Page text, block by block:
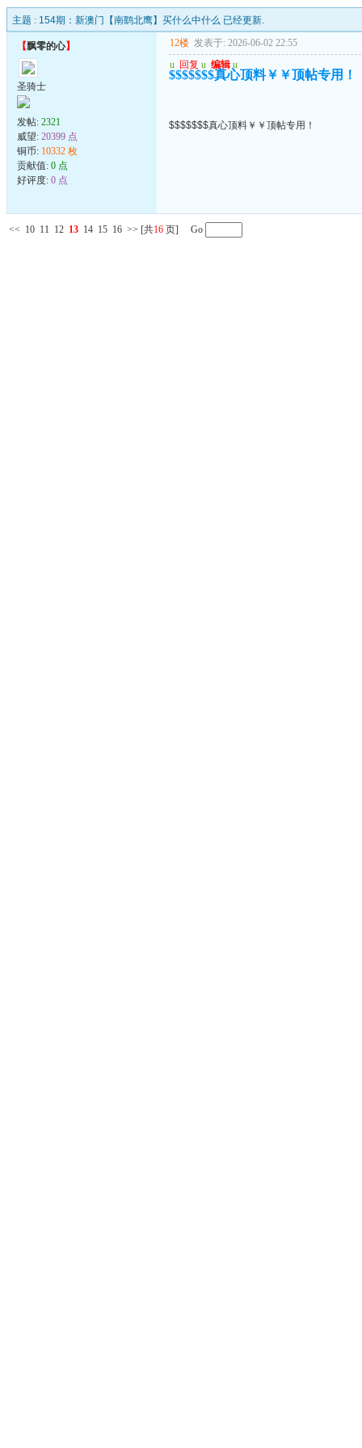
主题 : 154期：新澳门【南鹞北鹰】买什么中什么 已经更新.
【飘零的心】
圣骑士
发帖: 2321
威望: 20399 点
铜币: 10332 枚
贡献值: 0 点
好评度: 0 点
12楼 发表于: 2026-06-02 22:55
u 回复 u 编辑 u
$$$$$$$真心顶料￥￥顶帖专用！
$$$$$$$真心顶料￥￥顶帖专用！
<< 10 11 12 13 14 15 16 >> [共16 页] Go